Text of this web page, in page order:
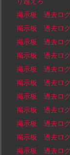
掲示板 過去ロ
掲示板 過去ロ
掲示板 過去ロ
掲示板 過去ロ
掲示板 過去ロ
掲示板 過去ロ
掲示板 過去ロ
掲示板 過去ロ
掲示板 過去ロ
掲示板 過去ロ
掲示板 過去ロ